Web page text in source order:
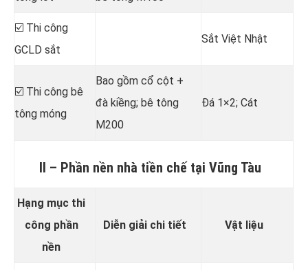
☑️ Thi công
GCLD sắt
Sắt Việt Nhật
☑️ Thi công bê
tông móng
Bao gồm cổ cột +
đà kiềng; bê tông
M200
Đá 1×2; Cát
II – Phần nền nhà tiền chế tại Vũng Tàu
Hạng mục thi
công phần
nền
Diễn giải chi tiết Vật liệu